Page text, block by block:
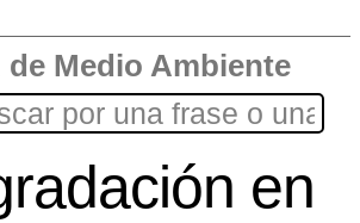
de Medio Ambiente
en